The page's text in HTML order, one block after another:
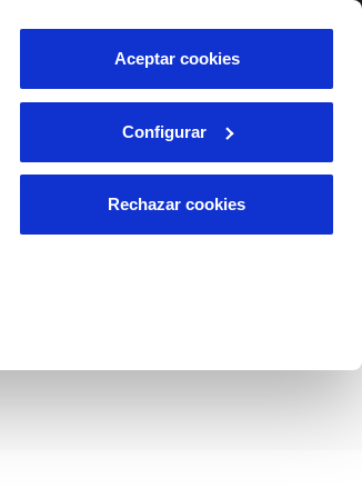
Aceptar cookies
Configurar
Rechazar cookies
INCIDENCIAS
Comunica anomalías o posibles
Área de clientes